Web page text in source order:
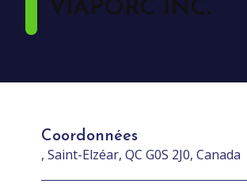
VIAPORC INC.
Coordonnées
, Saint-Elzéar, QC G0S 2J0, Canada